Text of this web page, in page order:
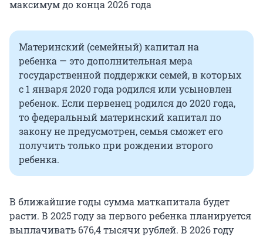
максимум до конца 2026 года
Материнский (семейный) капитал на
ребенка — это дополнительная мера
государственной поддержки семей, в которых
с 1 января 2020 года родился или усыновлен
ребенок. Если первенец родился до 2020 года,
то федеральный материнский капитал по
закону не предусмотрен, семья сможет его
получить только при рождении второго
ребенка.
В ближайшие годы сумма маткапитала будет
расти. В 2025 году за первого ребенка планируется
выплачивать 676,4 тысячи рублей. В 2026 году